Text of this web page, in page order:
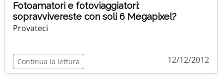
Fotoamatori e fotoviaggiatori:
sopravvivereste con soli 6 Megapixel?
Provateci
Continua la lettura 12/12/2012